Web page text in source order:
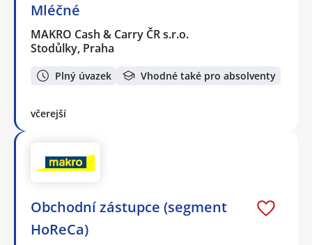
Mléčné
MAKRO Cash & Carry ČR s.r.o.
Stodůlky, Praha
Plný úvazek Vhodné také pro absolventy
včerejší
Obchodní zástupce (segment
HoReCa)